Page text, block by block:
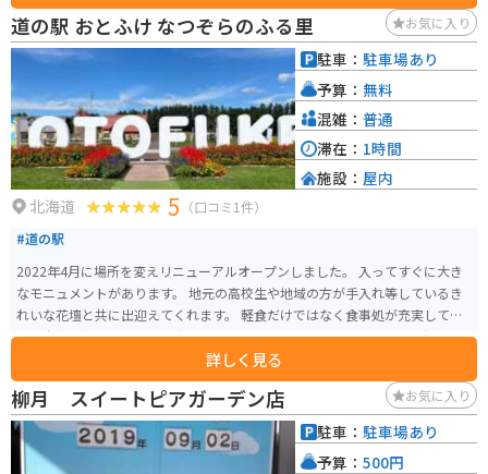
道の駅 おとふけ なつぞらのふる里 お気に入り
北海道 5 （口コミ1件）
#道の駅
2022年4月に場所を変えリニューアルオープンしました。 入ってすぐに大き
なモニュメントがあります。 地元の高校生や地域の方が手入れ等しているき
れいな花壇と共に出迎えてくれます。 軽食だけではなく食事処が充実してい
て、十勝管内のお店も多数出店しています。 道の駅ならではの地元で採れた
野菜や花などの農畜産物を販売しています。 遊具などが置かれたキッズコー
ナーがあるため、ドライブに疲れた子どもたちも気晴らしできそうです。 敷
地内には、ドラマ「なつぞら」の再現エリアがあり、世界観そのままで、ド
ラマの中に入った気分になれます。 高速道路のICから近いため、アクセスの
しやすさはバッチリです。
詳しく見る
駐車： 駐車場あり
予算： 無料
混雑： 普通
滞在： 1時間
施設： 屋内
柳月 スイートピアガーデン店 お気に入り
駐車： 駐車場あり
予算： 500円